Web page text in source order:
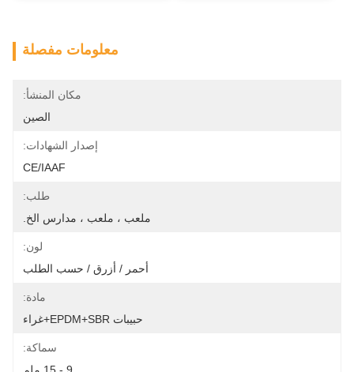
معلومات مفصلة
مكان المنشأ:
الصين
إصدار الشهادات:
CE/IAAF
طلب:
ملعب ، ملعب ، مدارس الخ.
لون:
أحمر / أزرق / حسب الطلب
مادة:
حبيبات EPDM+SBR+غراء
سماكة: